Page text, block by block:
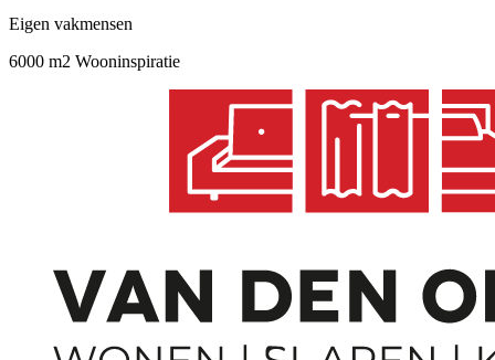
Eigen vakmensen
6000 m2 Wooninspiratie